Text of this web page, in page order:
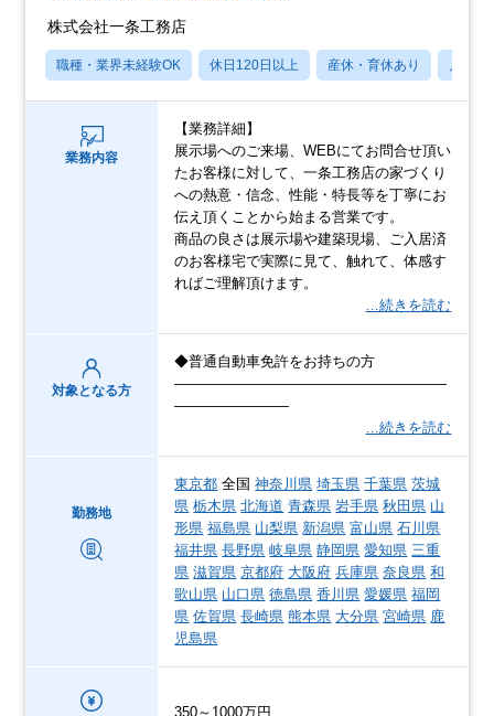
株式会社一条工務店
職種・業界未経験OK 休日120日以上 産休・育休あり 月残業
業務内容
【業務詳細】
展示場へのご来場、WEBにてお問合せ頂い
たお客様に対して、一条工務店の家づくり
への熱意・信念、性能・特長等を丁寧にお
伝え頂くことから始まる営業です。
商品の良さは展示場や建築現場、ご入居済
のお客様宅で実際に見て、触れて、体感す
ればご理解頂けます。
…続きを読む
対象となる方
◆普通自動車免許をお持ちの方
―――――――――――――――――――
――――――――
…続きを読む
勤務地
東京都 全国神奈川県 埼玉県 千葉県 茨城
県 栃木県 北海道 青森県 岩手県 秋田県 山
形県 福島県 山梨県 新潟県 富山県 石川県
福井県 長野県 岐阜県 静岡県 愛知県 三重
県 滋賀県 京都府 大阪府 兵庫県 奈良県 和
歌山県 山口県 徳島県 香川県 愛媛県 福岡
県 佐賀県 長崎県 熊本県 大分県 宮崎県 鹿
児島県
350～1000万円